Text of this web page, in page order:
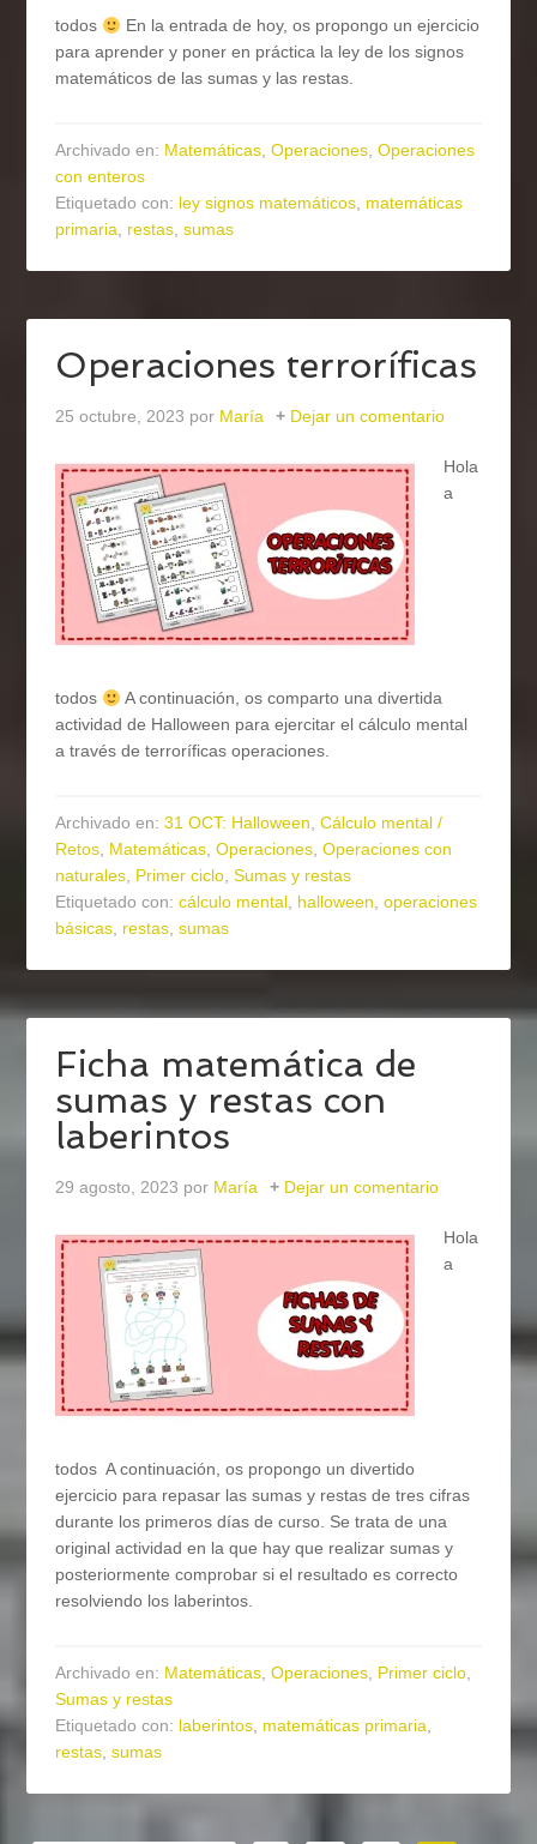
todos
En la entrada de hoy, os propongo un ejercicio
para aprender y poner en práctica la ley de los signos
matemáticos de las sumas y las restas.
Archivado en: Matemáticas,Operaciones,Operaciones
con enteros
Etiquetado con: ley signos matemáticos, matemáticas
primaria, restas,sumas
Operaciones terroríficas
25 octubre, 2023 por María Dejar un comentario
Hola
a
todos
A continuación, os comparto una divertida
actividad de Halloween para ejercitar el cálculo mental
a través de terroríficas operaciones.
Archivado en:31 OCT: Halloween,Cálculo mental /
Retos, Matemáticas,Operaciones,Operaciones con
naturales, Primer ciclo,Sumas y restas
Etiquetado con:cálculo mental, halloween,operaciones
básicas, restas,sumas
Ficha matemática de
sumas y restas con
laberintos
29 agosto, 2023 por María Dejar un comentario
Hola
a
todos A continuación, os propongo un divertido
ejercicio para repasar las sumas y restas de tres cifras
durante los primeros días de curso. Se trata de una
original actividad en la que hay que realizar sumas y
posteriormente comprobar si el resultado es correcto
resolviendo los laberintos.
Archivado en: Matemáticas,Operaciones, Primer ciclo,
Sumas y restas
Etiquetado con: laberintos, matemáticas primaria,
restas,sumas